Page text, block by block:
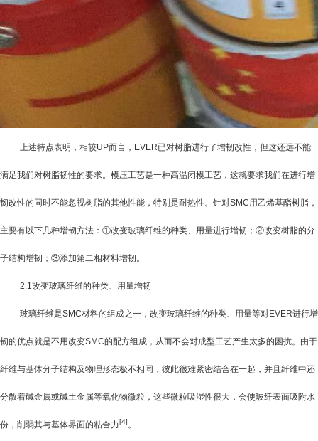
上述特点表明，相较UP而言， EVER已对树脂进行了增韧改性，但这还远不能
满足我们对树脂韧性的要求。模压工艺是一种高温闭模工艺，这就要求我们在进行增
韧改性的同时不能忽视树脂的其他性能，特别是耐热性。针对SMC用乙烯基酯树脂，
主要有以下几种增韧方法：①改变玻璃纤维的种类、用量进行增韧；②改变树脂的分
子结构增韧；③添加第二相材料增韧。
2.1改变玻璃纤维的种类、用量增韧
玻璃纤维是SMC材料的组成之一，改变玻璃纤维的种类、用量等对EVER进行增
韧的优点就是不用改变SMC的配方组成，从而不会对成型工艺产生太多的困扰。由于
纤维与基体分子结构及物理形态极不相同，彼此很难紧密结合在一起，并且纤维中还
分散着碱金属或碱土金属等氧化物微粒，这些微粒吸湿性很大，会使玻纤表面吸附水
份，削弱其与基体界面的粘合力[4]。